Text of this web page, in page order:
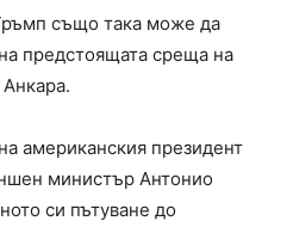
също така може да
предстоящата среща на
американския президент
министър Антонио
си пътуване до